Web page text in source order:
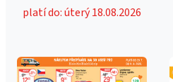
platí do: úterý 18.08.2026